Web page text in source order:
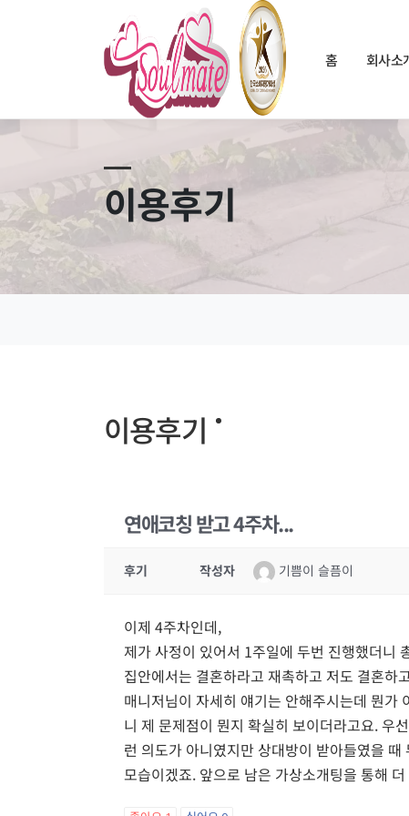
홈 회사소
이용후기
이용후기
연애코칭 받고 4주차...
후기 작성자 기쁨이 슬픔이
이제 4주차인데,
제가 사정이 있어서 1주일에 두번 진행했더니
집안에서는 결혼하라고 재촉하고 저도 결혼하
매니저님이 자세히 얘기는 안해주시는데 뭔가
니 제 문제점이 뭔지 확실히 보이더라고요. 우
런 의도가 아니였지만 상대방이 받아들였을
모습이겠죠. 앞으로 남은 가상소개팅을 통해